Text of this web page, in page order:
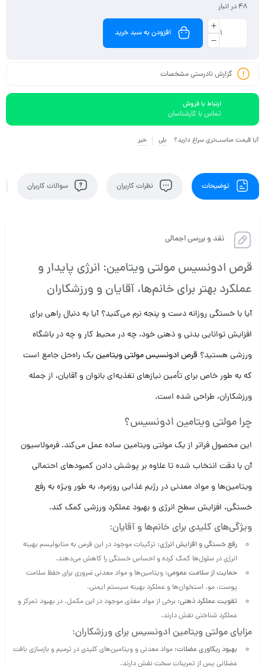
48 در انبار
افزودن به سبد خرید
گزارش نادرستی مشخصات
ارتباط با فروش
تماس با کارشناسان
آیا قیمت مناسب‌تری سراغ دارید؟ بلی خیر
توضیحات نظرات کاربران سوالات کاربران
نقد و بررسی اجمالی
قرص ادونسیس مولتی ویتامین: انرژی پایدار و
عملکرد بهتر برای خانم‌ها، آقایان و ورزشکاران
آیا با خستگی روزانه دست و پنجه نرم می‌کنید؟ آیا به دنبال راهی برای
افزایش توانایی بدنی و ذهنی خود، چه در محیط کار و چه در باشگاه
ورزشی هستید؟ قرص ادونسیس مولتی ویتامینیک راه‌حل جامع است
که به طور خاص برای تأمین نیازهای تغذیه‌ای بانوان و آقایان، از جمله
ورزشکاران، طراحی شده است.
چرا مولتی ویتامین ادونسیس؟
این محصول فراتر از یک مولتی ویتامین ساده عمل می‌کند. فرمولاسیون
آن با دقت انتخاب شده تا علاوه بر پوشش دادن کمبودهای احتمالی
ویتامین‌ها و مواد معدنی در رژیم غذایی روزمره، به طور ویژه به رفع
خستگی، افزایش سطح انرژی و بهبود عملکرد ورزشی کمک کند.
ویژگی‌های کلیدی برای خانم‌ها و آقایان:
رفع خستگی و افزایش انرژی: ترکیبات موجود در این قرص به متابولیسم بهینه
انرژی در سلول‌ها کمک کرده و احساس خستگی را کاهش می‌دهند.
حمایت از سلامت عمومی: ویتامین‌ها و مواد معدنی ضروری برای حفظ سلامت
پوست، مو، استخوان‌ها و عملکرد بهینه سیستم ایمنی.
تقویت عملکرد ذهنی: برخی از مواد مغذی موجود در این مکمل، در بهبود تمرکز و
عملکرد شناختی نقش دارند.
مزایای مولتی ویتامین ادونسیس برای ورزشکاران:
بهبود ریکاوری عضلات: مواد معدنی و ویتامین‌های کلیدی در ترمیم و بازسازی بافت
عضلانی پس از تمرینات سخت نقش دارند.